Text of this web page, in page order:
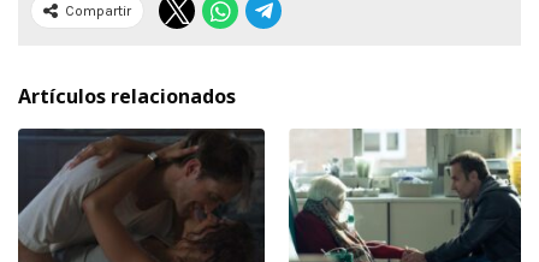
Compartir
Artículos relacionados